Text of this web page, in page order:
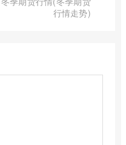
行情走势)